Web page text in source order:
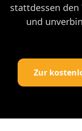
stattdessen
und
Zur